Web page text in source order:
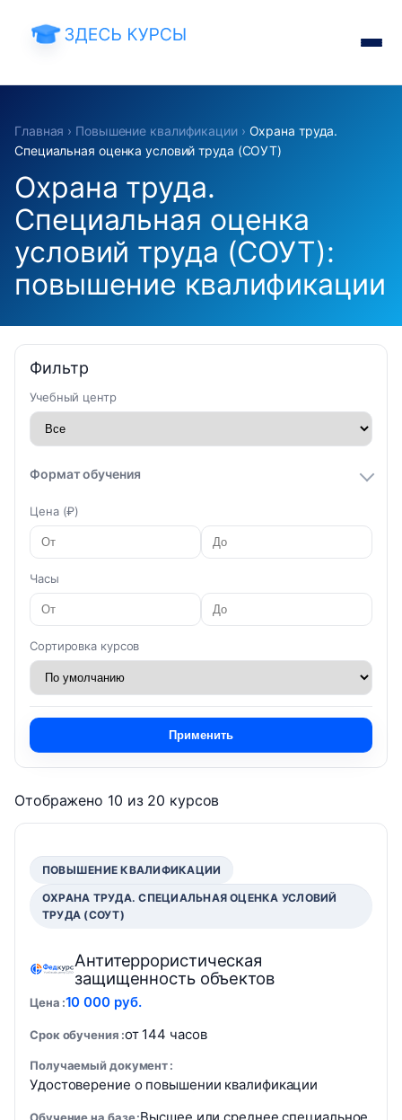
Главная › Повышение квалификации› Охрана труда.
Специальная оценка условий труда (СОУТ)
Охрана труда.
Специальная оценка
условий труда (СОУТ):
повышение квалификации
Фильтр
Учебный центр
Формат обучения
Цена (₽)
Часы
Сортировка курсов
Применить
Отображено 10 из 20 курсов
ПОВЫШЕНИЕ КВАЛИФИКАЦИИ
ОХРАНА ТРУДА. СПЕЦИАЛЬНАЯ ОЦЕНКА УСЛОВИЙ
ТРУДА (СОУТ)
Антитеррористическая
защищенность объектов
Цена 10 000 руб.
Срок обучения от 144 часов
Получаемый документ
Удостоверение о повышении квалификации